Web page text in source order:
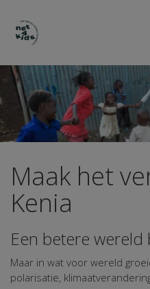
Maak het
Kenia
Een betere
Maar in wat voor wereld
polarisatie,